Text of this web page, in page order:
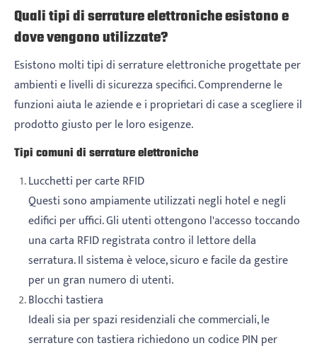
Quali tipi di serrature elettroniche esistono e
dove vengono utilizzate?
Esistono molti tipi di serrature elettroniche progettate per
ambienti e livelli di sicurezza specifici. Comprenderne le
funzioni aiuta le aziende e i proprietari di case a scegliere il
prodotto giusto per le loro esigenze.
Tipi comuni di serrature elettroniche
Lucchetti per carte RFID
Questi sono ampiamente utilizzati negli hotel e negli
edifici per uffici. Gli utenti ottengono l'accesso toccando
una carta RFID registrata contro il lettore della
serratura. Il sistema è veloce, sicuro e facile da gestire
per un gran numero di utenti.
Blocchi tastiera
Ideali sia per spazi residenziali che commerciali, le
serrature con tastiera richiedono un codice PIN per